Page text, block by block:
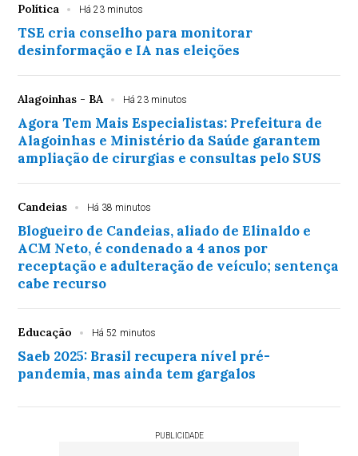
Política Há 23 minutos
TSE cria conselho para monitorar
desinformação e IA nas eleições
Alagoinhas - BA Há 23 minutos
Agora Tem Mais Especialistas: Prefeitura de
Alagoinhas e Ministério da Saúde garantem
ampliação de cirurgias e consultas pelo SUS
Candeias Há 38 minutos
Blogueiro de Candeias, aliado de Elinaldo e
ACM Neto, é condenado a 4 anos por
receptação e adulteração de veículo; sentença
cabe recurso
Educação Há 52 minutos
Saeb 2025: Brasil recupera nível pré-
pandemia, mas ainda tem gargalos
PUBLICIDADE